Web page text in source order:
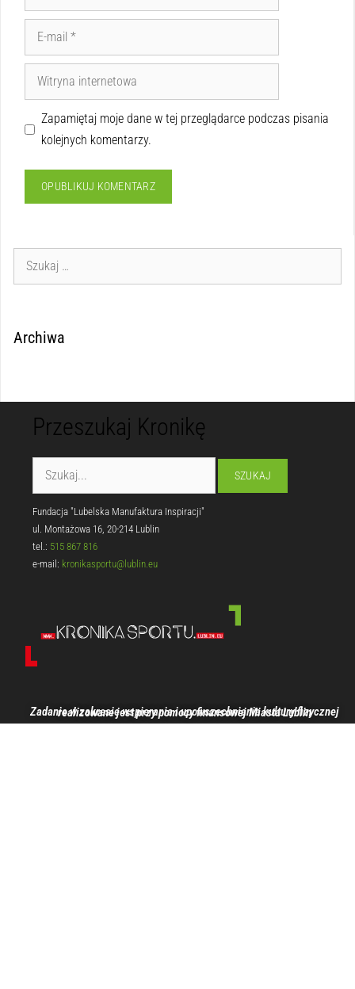
Zapamiętaj moje dane w tej przeglądarce podczas pisania
kolejnych komentarzy.
Archiwa
Przeszukaj Kronikę
Fundacja "Lubelska Manufaktura Inspiracji"
ul. Montażowa 16, 20-214 Lublin
tel.: 515 867 816
e-mail: kronikasportu@lublin.eu
Zadanie w zakresie wspierania i upowszechniania kultury fizycznej realizowane jest przy pomocy finansowej Miasta Lublin